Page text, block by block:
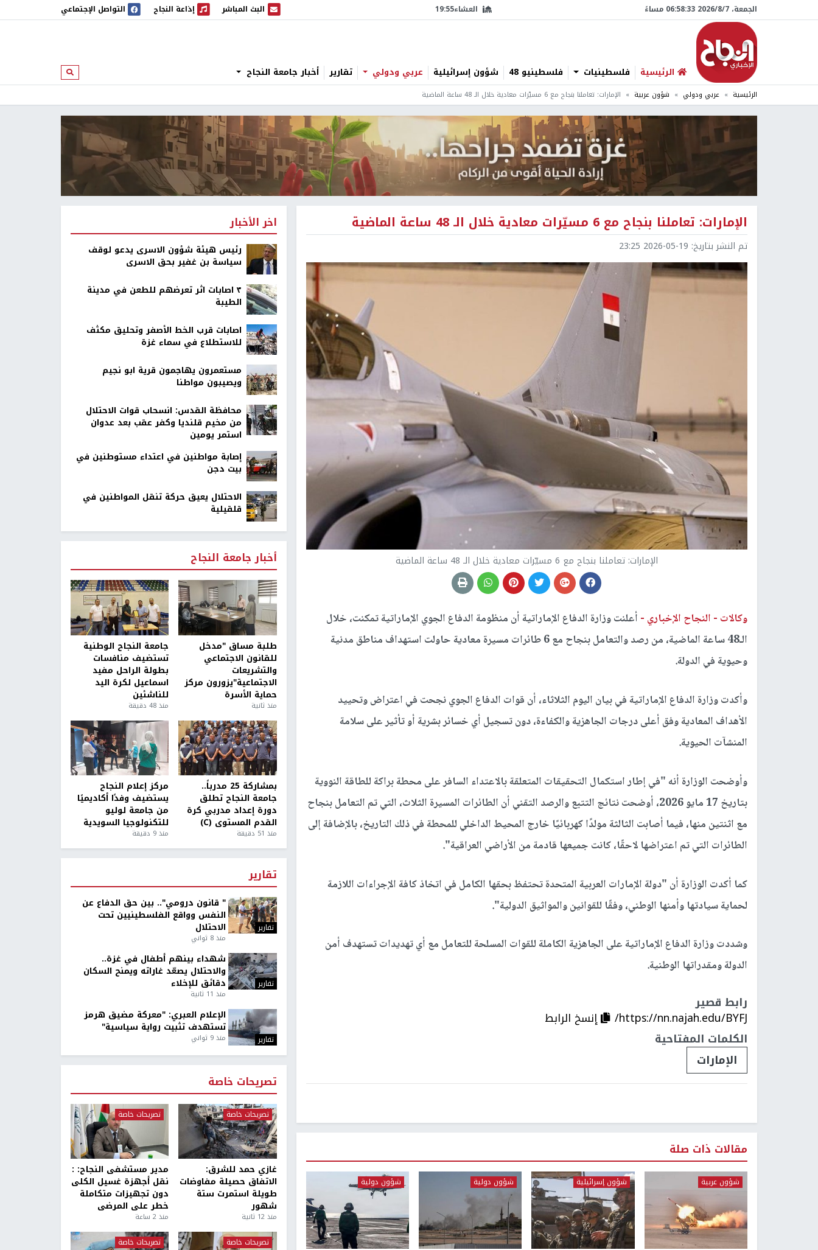
الجمعة، 7/‏8/‏2026 06:58:34 مساءً العشاء19:55 البث المباشر
البث المباشر إذاعة النجاح
إذاعة النجاح التواصل الإجتماعي
الرئيسية فلسطينيات فلسطينيو 48 شؤون إسرائيلية عربي ودولي تقارير أخبار جامعة النجاح ابحث
الرئيسية عربي ودولي شؤون عربية الإمارات: تعاملنا بنجاح مع 6 مسيّرات معادية خلال الـ 48 ساعة الماضية
الإمارات: تعاملنا بنجاح مع 6 مسيّرات معادية خلال الـ 48 ساعة الماضية
تم النشر بتاريخ: 2026-05-19 23:25
الإمارات: تعاملنا بنجاح مع 6 مسيّرات معادية خلال الـ 48 ساعة الماضية
وكالات - النجاح الإخباري - أعلنت وزارة الدفاع الإماراتية أن منظومة الدفاع الجوي الإماراتية تمكنت، خلال
الـ48 ساعة الماضية، من رصد والتعامل بنجاح مع 6 طائرات مسيرة معادية حاولت استهداف مناطق مدنية
وحيوية في الدولة.
وأكدت وزارة الدفاع الإماراتية في بيان اليوم الثلاثاء، أن قوات الدفاع الجوي نجحت في اعتراض وتحييد
الأهداف المعادية وفق أعلى درجات الجاهزية والكفاءة، دون تسجيل أي خسائر بشرية أو تأثير على سلامة
المنشآت الحيوية.
وأوضحت الوزارة أنه "في إطار استكمال التحقيقات المتعلقة بالاعتداء السافر على محطة براكة للطاقة النووية
بتاريخ 17 مايو 2026، أوضحت نتائج التتبع والرصد التقني أن الطائرات المسيرة الثلاث، التي تم التعامل بنجاح
مع اثنتين منها، فيما أصابت الثالثة مولدًا كهربائيًا خارج المحيط الداخلي للمحطة في ذلك التاريخ، بالإضافة إلى
الطائرات التي تم اعتراضها لاحقًا، كانت جميعها قادمة من الأراضي العراقية".
كما أكدت الوزارة أن "دولة الإمارات العربية المتحدة تحتفظ بحقها الكامل في اتخاذ كافة الإجراءات اللازمة
لحماية سيادتها وأمنها الوطني، وفقًا للقوانين والمواثيق الدولية".
وشددت وزارة الدفاع الإماراتية على الجاهزية الكاملة للقوات المسلحة للتعامل مع أي تهديدات تستهدف أمن
الدولة ومقدراتها الوطنية.
رابط قصير
https://nn.najah.edu/BYFJ/
إنسخ الرابط
الكلمات المفتاحية
الإمارات
مقالات ذات صلة
شؤون عربية شؤون إسرائيلية شؤون دولية شؤون دولية
اخر الأخبار
رئيس هيئة شؤون الاسرى يدعو لوقف
سياسة بن غفير بحق الاسرى
٣ اصابات اثر تعرضهم للطعن في مدينة
الطيبة
اصابات قرب الخط الأصفر وتحليق مكثف
للاستطلاع في سماء غزة
مستعمرون يهاجمون قرية ابو نجيم
ويصيبون مواطنا
محافظة القدس: انسحاب قوات الاحتلال
من مخيم قلنديا وكفر عقب بعد عدوان
استمر يومين
إصابة مواطنين في اعتداء مستوطنين في
بيت دجن
الاحتلال يعيق حركة تنقل المواطنين في
قلقيلية
أخبار جامعة النجاح
طلبة مساق "مدخل
للقانون الاجتماعي
والتشريعات
الاجتماعية"يزورون مركز
حماية الأسرة
منذ ثانية
جامعة النجاح الوطنية
تستضيف منافسات
بطولة الراحل مفيد
اسماعيل لكرة اليد
للناشئين
منذ 48 دقيقة
بمشاركة 25 مدرباً..
جامعة النجاح تطلق
دورة إعداد مدربي كرة
القدم المستوى (C)
منذ 51 دقيقة
مركز إعلام النجاح
يستضيف وفدًا أكاديميًا
من جامعة لوليو
للتكنولوجيا السويدية
منذ 9 دقيقة
تقارير
تقارير
" قانون درومي".. بين حق الدفاع عن
النفس وواقع الفلسطينيين تحت
الاحتلال
منذ 8 ثواني
تقارير
شهداء بينهم أطفال في غزة..
والاحتلال يصعّد غاراته ويمنح السكان
دقائق للإخلاء
منذ 11 ثانية
تقارير
الإعلام العبري: "معركة مضيق هرمز
تستهدف تثبيت رواية سياسية"
منذ 9 ثواني
تصريحات خاصة
تصريحات خاصة
غازي حمد للشرق:
الاتفاق حصيلة مفاوضات
طويلة استمرت ستة
شهور
منذ 12 ثانية
تصريحات خاصة
مدير مستشفى النجاح: :
نقل أجهزة غسيل الكلى
دون تجهيزات متكاملة
خطر على المرضى
منذ 2 ساعة
تصريحات خاصة تصريحات خاصة